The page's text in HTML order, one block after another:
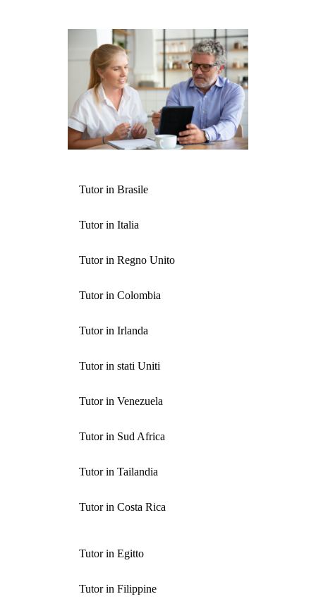
Tutor in Brasile
Tutor in Italia
Tutor in Regno Unito
Tutor in Colombia
Tutor in Irlanda
Tutor in stati Uniti
Tutor in Venezuela
Tutor in Sud Africa
Tutor in Tailandia
Tutor in Costa Rica
Tutor in Egitto
Tutor in Filippine